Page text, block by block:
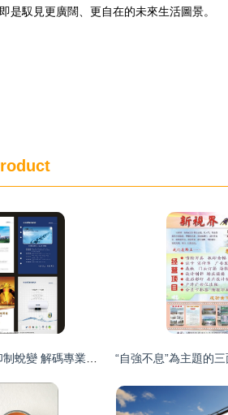
是馭見更廣闊、更自在的未來生活圖景。